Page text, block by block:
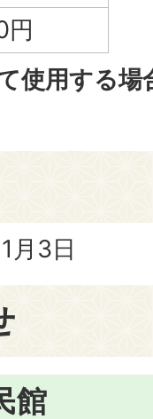
円
使用する
月3日
館